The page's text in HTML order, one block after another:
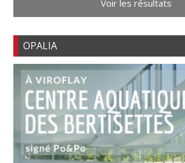
Voir les résultats
OPALIA